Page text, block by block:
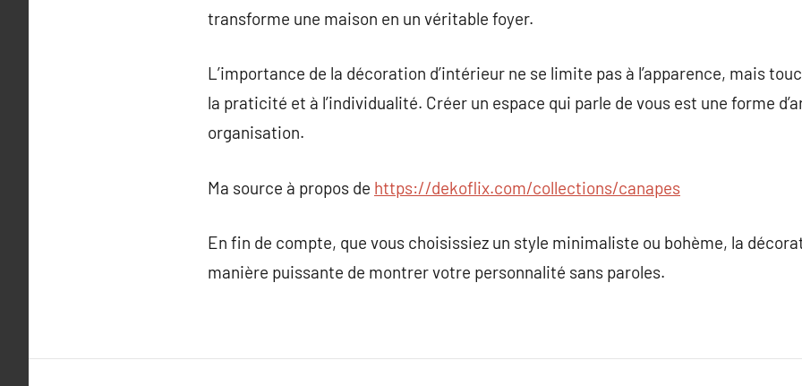
transforme une maison en un véritable foyer.
L’importance de la décoration d’intérieur ne se limite pas à l’apparence, mais
la praticité et à l’individualité. Créer un espace qui parle de vous est une forme
organisation.
Ma source à propos de https://dekoflix.com/collections/canapes
En fin de compte, que vous choisissiez un style minimaliste ou bohème, la
manière puissante de montrer votre personnalité sans paroles.